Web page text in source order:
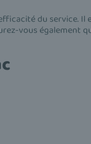
du service. Il
vous également